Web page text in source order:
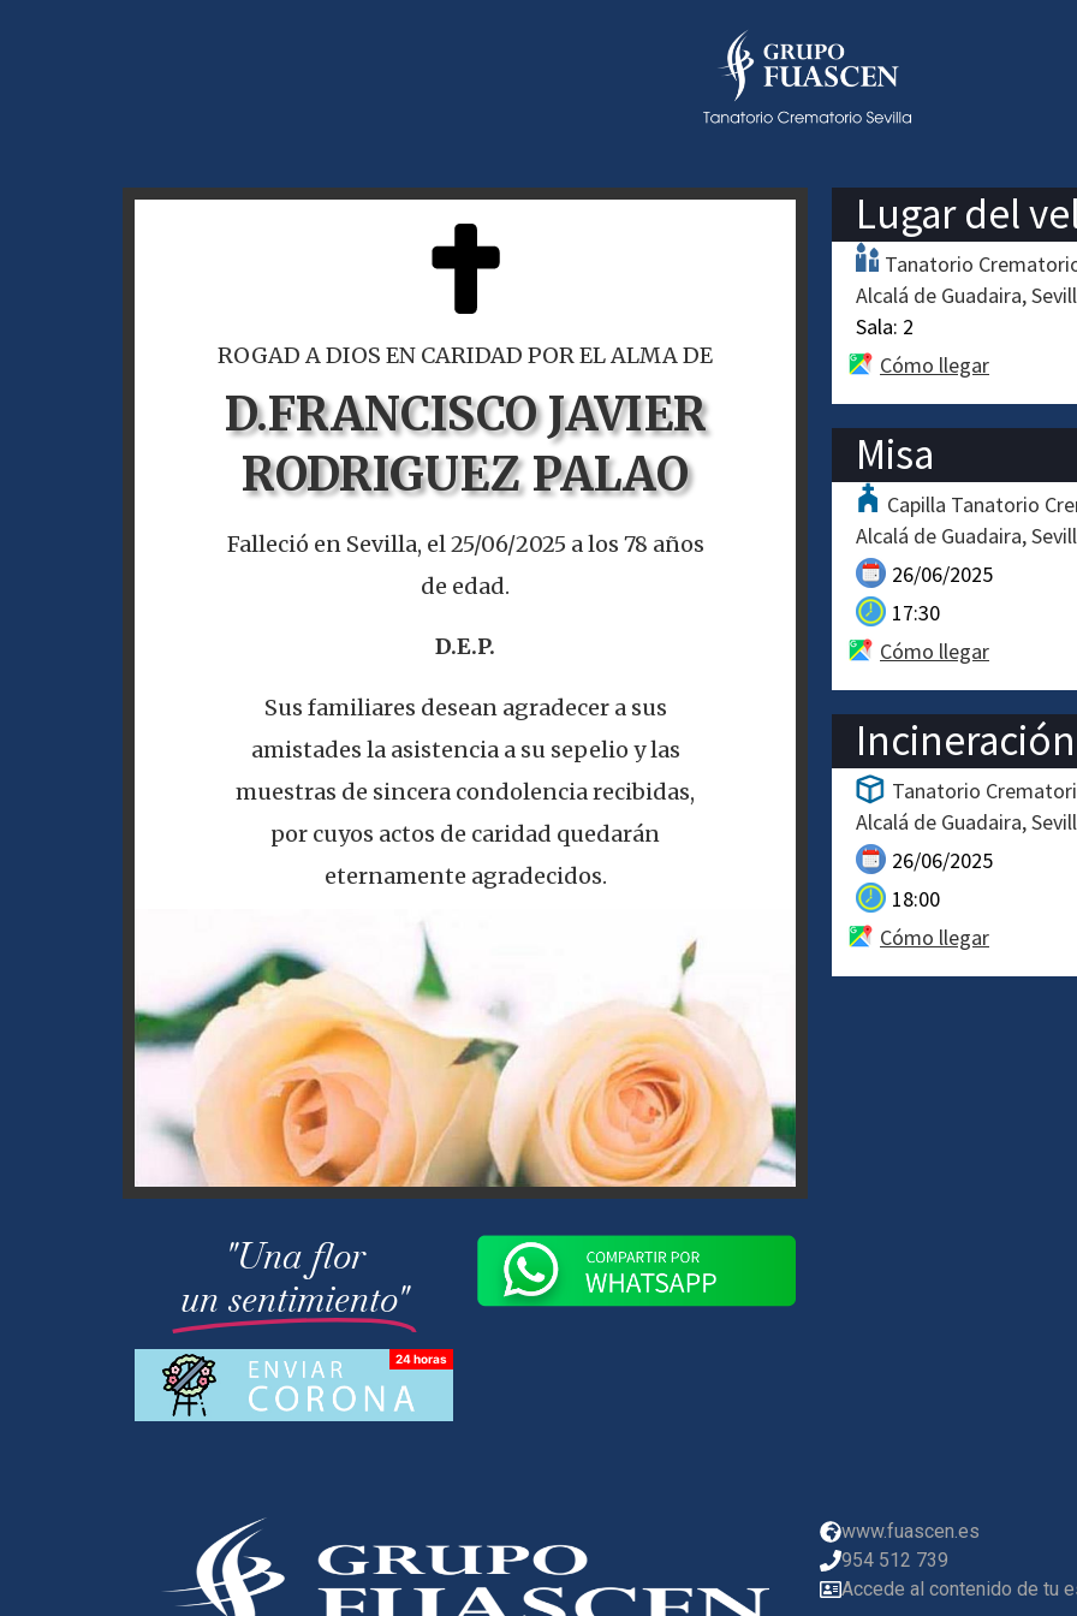
ROGAD A DIOS EN CARIDAD POR EL ALMA DE
D.FRANCISCO JAVIER
RODRIGUEZ PALAO
Falleció en Sevilla, el 25/06/2025 a los 78 años
de edad.
D.E.P.
Sus familiares desean agradecer a sus
amistades la asistencia a su sepelio y las
muestras de sincera condolencia recibidas,
por cuyos actos de caridad quedarán
eternamente agradecidos.
Lugar del
Tanatorio
Alcalá de Guadaira
Sala: 2
Cómo llegar
Misa
Capilla Tanatorio
Alcalá de Guadaira
26/06/2025
17:30
Cómo llegar
Incineración
Tanatorio
Alcalá de Guadaira
26/06/2025
18:00
Cómo llegar
"Una flor
un sentimiento"
www.fuascen.es
954 512 739
Accede al contenido de tu